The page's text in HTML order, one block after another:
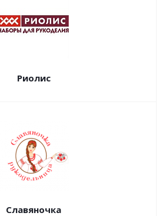
Риолис
Славяночка